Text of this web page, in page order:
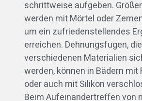
schrittweise aufgeben.
werden mit Mörtel oder
um ein zufriedenstellendes
erreichen. Dehnungsfugen,
verschiedenen Materialien
werden, können in Bädern mit
oder auch mit Silikon
Beim Aufeinandertreffen von